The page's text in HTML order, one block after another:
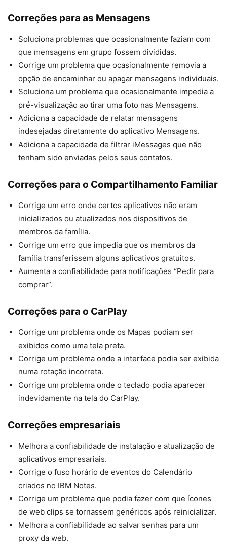
Correções para as Mensagens
Soluciona problemas que ocasionalmente faziam com
que mensagens em grupo fossem divididas.
Corrige um problema que ocasionalmente removia a
opção de encaminhar ou apagar mensagens individuais.
Soluciona um problema que ocasionalmente impedia a
pré-visualização ao tirar uma foto nas Mensagens.
Adiciona a capacidade de relatar mensagens
indesejadas diretamente do aplicativo Mensagens.
Adiciona a capacidade de filtrar iMessages que não
tenham sido enviadas pelos seus contatos.
Correções para o Compartilhamento Familiar
Corrige um erro onde certos aplicativos não eram
inicializados ou atualizados nos dispositivos de
membros da família.
Corrige um erro que impedia que os membros da
família transferissem alguns aplicativos gratuitos.
Aumenta a confiabilidade para notificações “Pedir para
comprar”.
Correções para o CarPlay
Corrige um problema onde os Mapas podiam ser
exibidos como uma tela preta.
Corrige um problema onde a interface podia ser exibida
numa rotação incorreta.
Corrige um problema onde o teclado podia aparecer
indevidamente na tela do CarPlay.
Correções empresariais
Melhora a confiabilidade de instalação e atualização de
aplicativos empresariais.
Corrige o fuso horário de eventos do Calendário
criados no IBM Notes.
Corrige um problema que podia fazer com que ícones
de web clips se tornassem genéricos após reinicializar.
Melhora a confiabilidade ao salvar senhas para um
proxy da web.